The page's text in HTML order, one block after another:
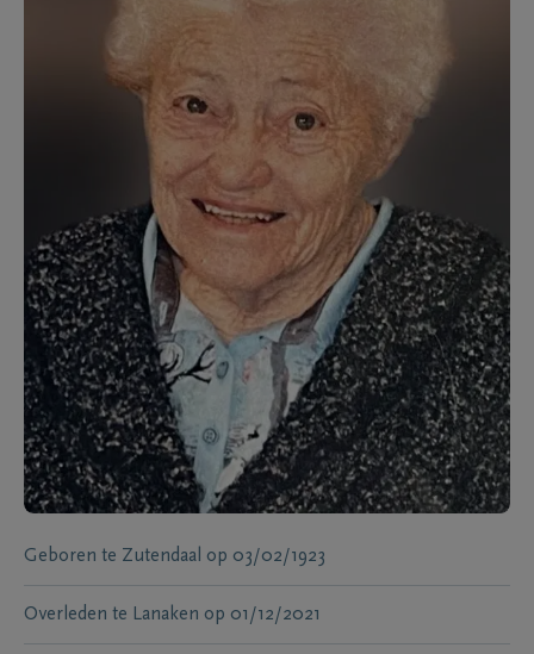
Geboren te Zutendaal op 03/02/1923
Overleden te Lanaken op 01/12/2021